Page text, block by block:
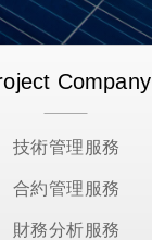
Company
技術管理服務
合約管理服務
財務分析服務